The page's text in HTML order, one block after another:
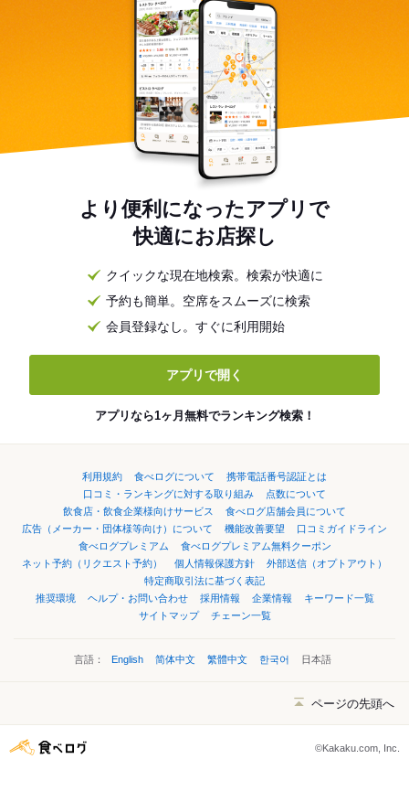
より便利になったアプリで
快適にお店探し
クイックな現在地検索。検索が快適に
予約も簡単。空席をスムーズに検索
会員登録なし。すぐに利用開始
アプリで開く
アプリなら1ヶ月無料でランキング検索！
利用規約 食べログについて
携帯電話番号認証とは
口コミ・ランキングに対する取り組み
点数について
飲食店・飲食企業様向けサービス
食べログ店舗会員について
広告（メーカー・団体様等向け）について
機能改善要望
口コミガイドライン
食べログプレミアム
食べログプレミアム無料クーポン
ネット予約（リクエスト予約）
個人情報保護方針
外部送信（オプトアウト）
特定商取引法に基づく表記
推奨環境
ヘルプ・お問い合わせ 採用情報 企業情報
キーワード一覧
サイトマップ
チェーン一覧
言語： English 简体中文 繁體中文 한국어 日本語
ページの先頭へ
©Kakaku.com, Inc.